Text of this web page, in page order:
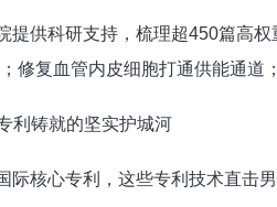
提供科研支持，梳理超450篇高
修复血管内皮细胞打通供能通道
利铸就的坚实护城河
际核心专利，这些专利技术直击